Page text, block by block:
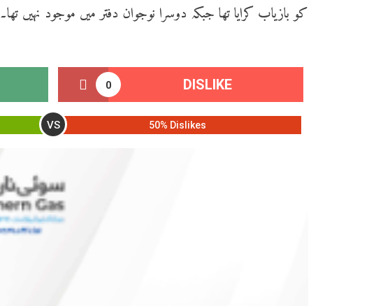
کو بازیاب کرایا تھا جبکہ دوسرا نوجوان دفتر میں موجود نہیں تھا۔
0 DISLIKE
VS 50% Dislikes